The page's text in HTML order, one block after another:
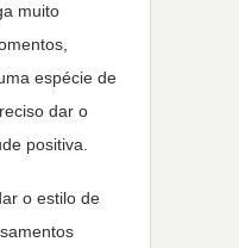
muito
espécie de
dar o
positiva.
o estilo de